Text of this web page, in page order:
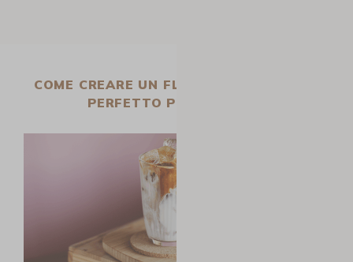
COME CREARE UN FLAT WHITE FREDDO,
PERFETTO PER L’ESTATE